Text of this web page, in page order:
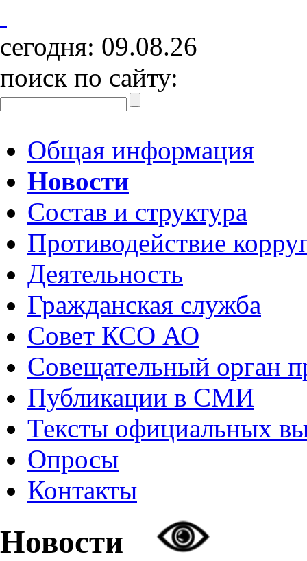
сегодня: 09.08.26
поиск по сайту:
Общая информация
Новости
Состав и структура
Противодействие
Деятельность
Гражданская служба
Совет КСО АО
Совещательный орган
Публикации в СМИ
Тексты официальных
Опросы
Контакты
Новости